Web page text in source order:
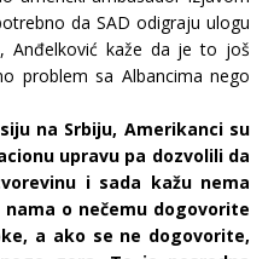
da SAD odigraju ulogu
Anđelković kaže da je to još
problem sa Albancima nego
na Srbiju, Amerikanci su
upravu pa dozvolili da
i sada kažu nema
o nečemu dogovorite
a ako se ne dogovorite,